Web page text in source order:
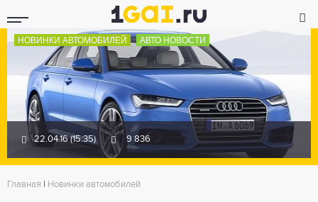
НОВИНКИ АВТОМОБИЛЕЙ АВТО НОВОСТИ
22.04.16 (15:35) 9 836
Главная Новинки автомобилей